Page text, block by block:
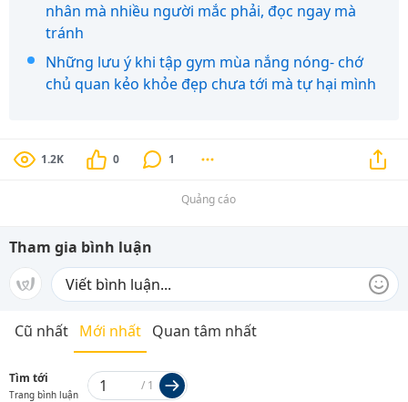
nhân mà nhiều người mắc phải, đọc ngay mà
tránh
Những lưu ý khi tập gym mùa nắng nóng- chớ
chủ quan kẻo khỏe đẹp chưa tới mà tự hại mình
1.2K 0 1
Quảng cáo
Tham gia bình luận
Cũ nhất Mới nhất Quan tâm nhất
Tìm tới
Trang bình luận
/ 1